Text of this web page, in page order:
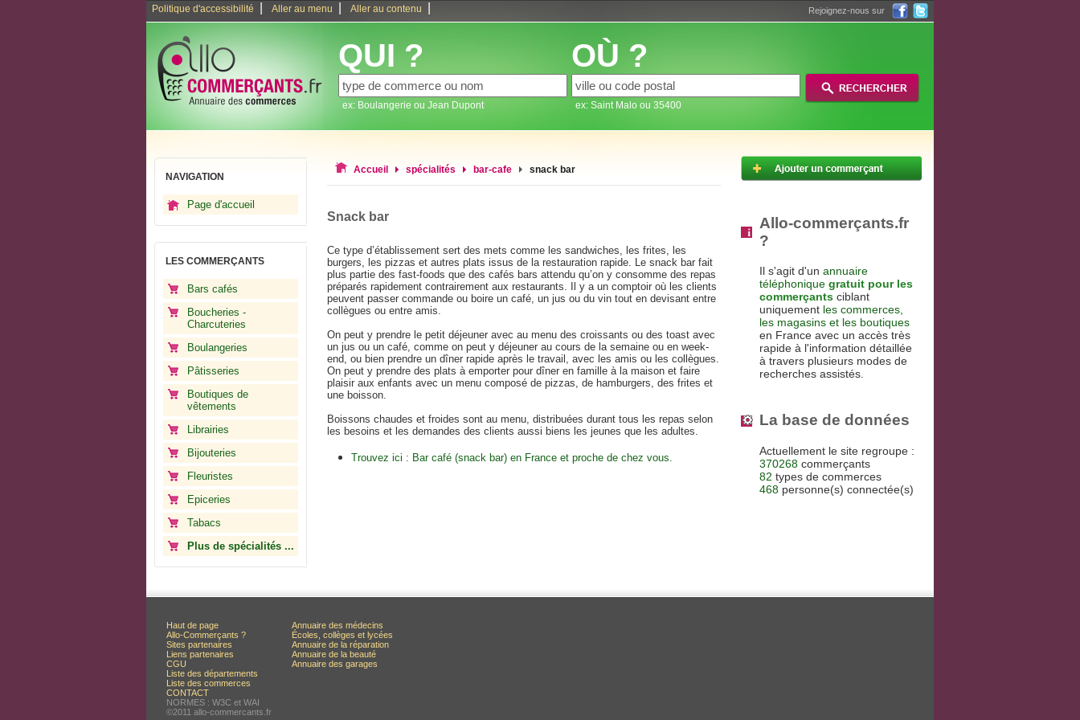
Politique d'accessibilité Aller au menu Aller au contenu Rejoignez-nous sur
QUI ?
ex: Boulangerie ou Jean Dupont
OÙ ?
ex: Saint Malo ou 35400
NAVIGATION
Page d'accueil
LES COMMERÇANTS
Bars cafés
Boucheries -
Charcuteries
Boulangeries
Pâtisseries
Boutiques de
vêtements
Librairies
Bijouteries
Fleuristes
Epiceries
Tabacs
Plus de spécialités ...
Accueil spécialités bar-cafe snack bar
Snack bar
Ce type d’établissement sert des mets comme les sandwiches, les frites, les
burgers, les pizzas et autres plats issus de la restauration rapide. Le snack bar fait
plus partie des fast-foods que des cafés bars attendu qu’on y consomme des repas
préparés rapidement contrairement aux restaurants. Il y a un comptoir où les clients
peuvent passer commande ou boire un café, un jus ou du vin tout en devisant entre
collègues ou entre amis.
On peut y prendre le petit déjeuner avec au menu des croissants ou des toast avec
un jus ou un café, comme on peut y déjeuner au cours de la semaine ou en week-
end, ou bien prendre un dîner rapide après le travail, avec les amis ou les collègues.
On peut y prendre des plats à emporter pour dîner en famille à la maison et faire
plaisir aux enfants avec un menu composé de pizzas, de hamburgers, des frites et
une boisson.
Boissons chaudes et froides sont au menu, distribuées durant tous les repas selon
les besoins et les demandes des clients aussi biens les jeunes que les adultes.
Trouvez ici : Bar café (snack bar) en France et proche de chez vous.
Allo-commerçants.fr
?
Il s'agit d'un annuaire
téléphonique gratuit pour les
commerçants ciblant
uniquement les commerces,
les magasins et les boutiques
en France avec un accès très
rapide à l'information détaillée
à travers plusieurs modes de
recherches assistés.
La base de données
Actuellement le site regroupe :
370268 commerçants
82 types de commerces
468 personne(s) connectée(s)
Haut de page
Allo-Commerçants ?
Sites partenaires
Liens partenaires
CGU
Liste des départements
Liste des commerces
CONTACT
NORMES : W3C et WAI
©2011 allo-commercants.fr
Annuaire des médecins
Écoles, collèges et lycées
Annuaire de la réparation
Annuaire de la beauté
Annuaire des garages